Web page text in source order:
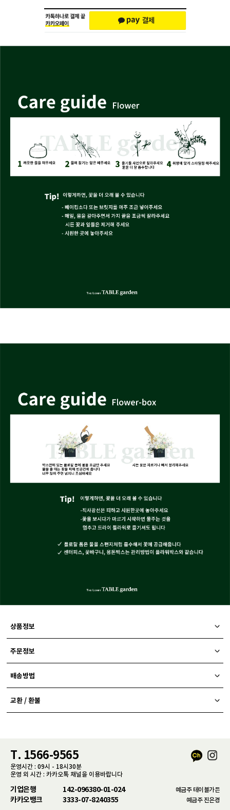
상품정보
주문정보
배송방법
교환 / 환불
T. 1566-9565
운영시간 : 09시 - 18시30분
운영 외 시간 : 카카오톡 채널을 이용바랍니다
기업은행 142-096380-01-024 예금주 테이블가든
카카오뱅크 3333-07-8240355 예금주 진은경